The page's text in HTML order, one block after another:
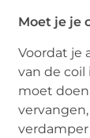
Moet je je
Voordat je
van de
moet